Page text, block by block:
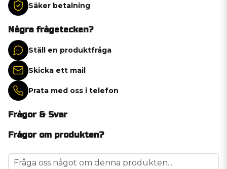
Säker betalning
Några frågetecken?
Ställ en produktfråga
Skicka ett mail
Prata med oss i telefon
Frågor & Svar
Frågor om produkten?
question
Fråga oss något om denna produkten...